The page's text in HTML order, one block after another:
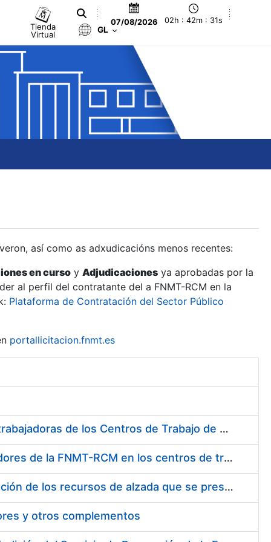
Tienda
Virtual
07/08/2026 02h : 42m : 32s
GL
así como as adxudicacións menos recentes:
en curso y Adjudicaciones ya aprobadas por la
al perfil del contratante del a FNMT-RCM en la
Plataforma de Contratación del Sector Público
portallicitacion.fnmt.es
Suministro de Protectores Auditivos a medida para las personas trabajadoras de los Centros de Trabajo de Madrid y Burgos
Suministro de gafas graduadas antiproyecciones para los trabajadores de la FNMT-RCM en los centros de trabajo de Madrid y Burgos
Servicios de una empresa externa para el asesoramiento y resolución de los recursos de alzada que se presentan relacionados con procesos de selección para la FNMT-RCM
y otros complementos